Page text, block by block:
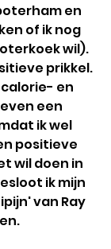
en
of ik nog
wil).
prikkel.
en
een
ik wel
positieve
wil doen in
ik mijn
van Ray